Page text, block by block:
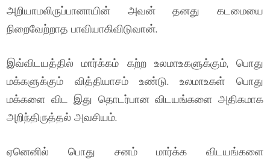
அறியாமலிருப்பானாயின் அவன் தனது கடமையை
நிறைவேற்றாத பாவியாகிவிடுவான்.
இவ்விடயத்தில் மார்க்கம் கற்ற உலமாஉகளுக்கும், பொது
மக்களுக்கும் வித்தியாசம் உண்டு. உலமாஉகள் பொது
மக்களை விட இது தொடர்பான விடயங்களை அதிகமாக
அறிந்திருத்தல் அவசியம்.
ஏனெனில் பொது சனம் மார்க்க விடயங்களை